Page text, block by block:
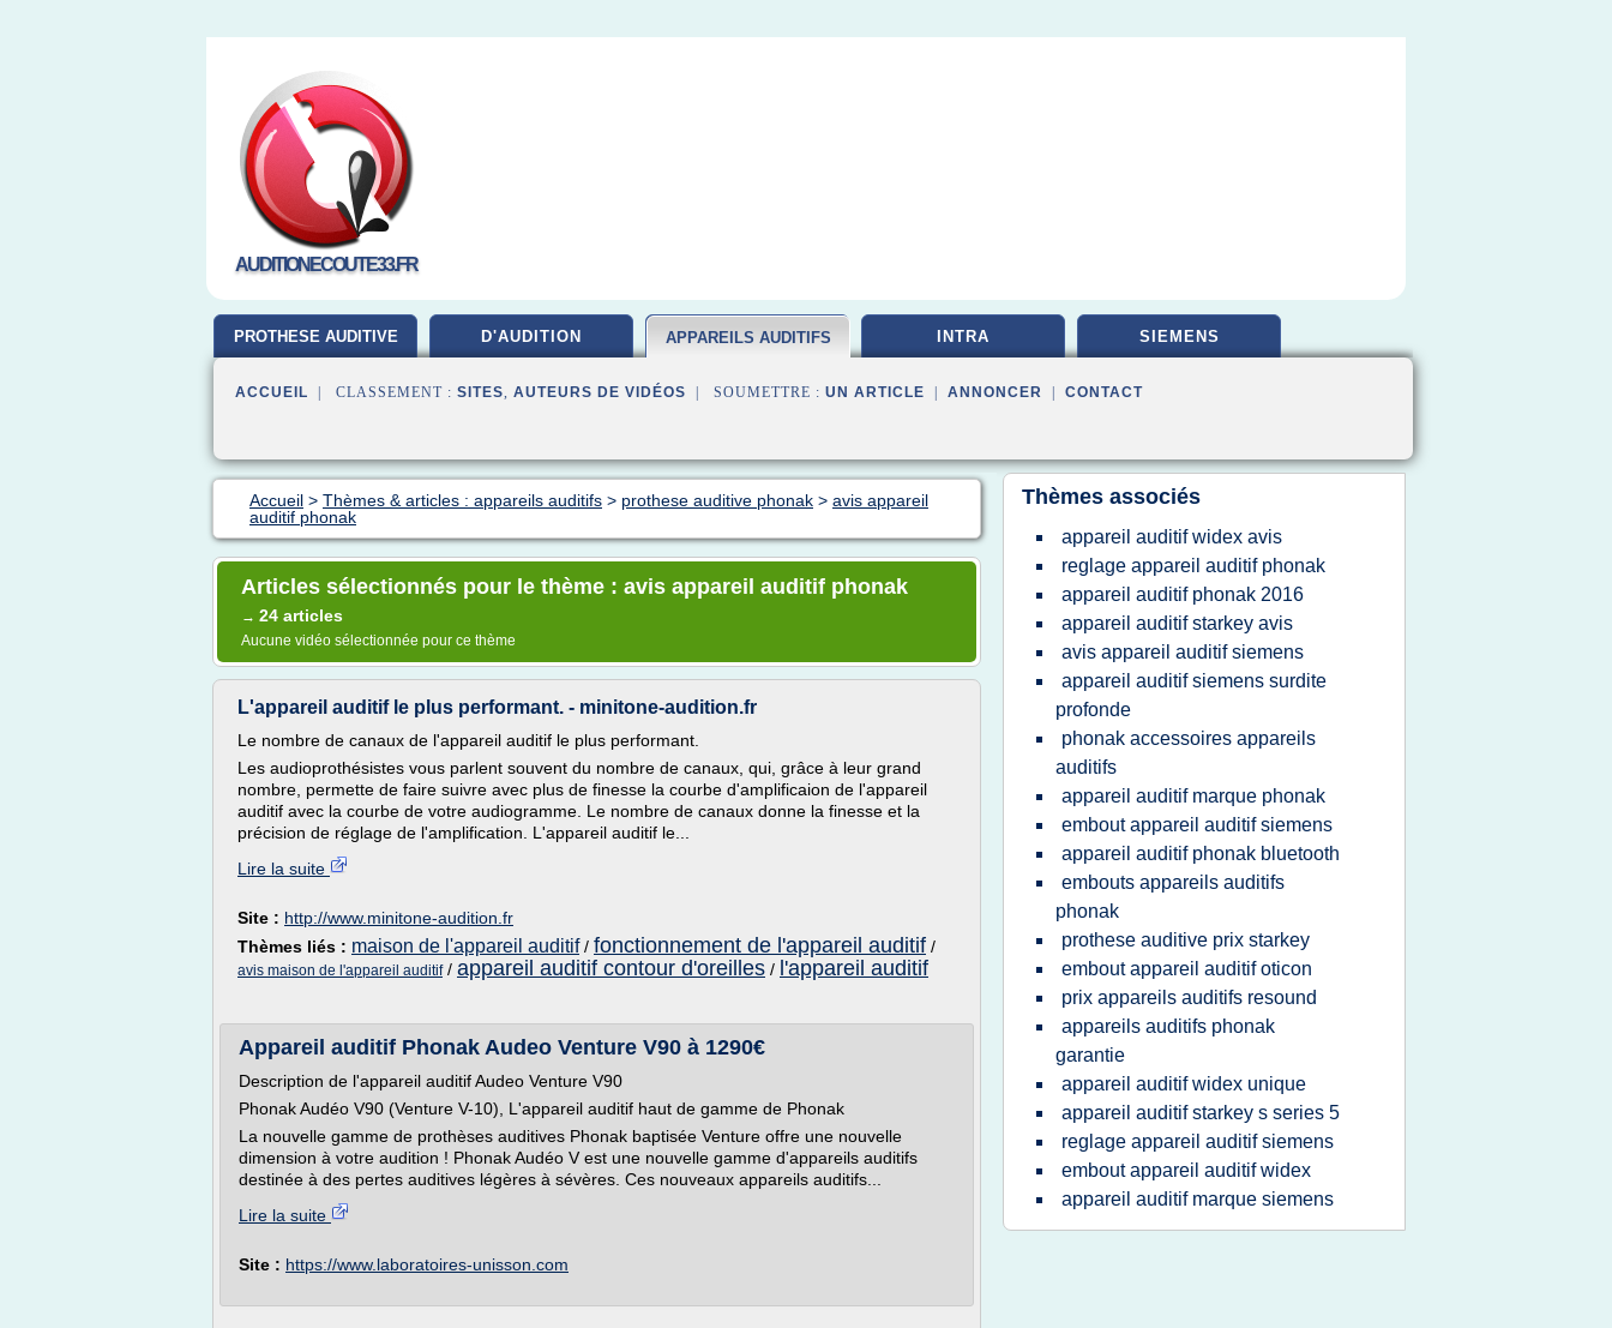
AUDITIONECOUTE33.FR
PROTHESE AUDITIVE D'AUDITION APPAREILS AUDITIFS INTRA SIEMENS
ACCUEIL | CLASSEMENT : SITES, AUTEURS DE VIDÉOS | SOUMETTRE : UN ARTICLE ANNONCER CONTACT
Accueil > Thèmes & articles : appareils auditifs > prothese auditive phonak > avis appareil
auditif phonak
Articles sélectionnés pour le thème : avis appareil auditif phonak
→ 24 articles
Aucune vidéo sélectionnée pour ce thème
L'appareil auditif le plus performant. - minitone-audition.fr
Le nombre de canaux de l'appareil auditif le plus performant.
Les audioprothésistes vous parlent souvent du nombre de canaux, qui, grâce à leur grand
nombre, permette de faire suivre avec plus de finesse la courbe d'amplificaion de l'appareil
auditif avec la courbe de votre audiogramme. Le nombre de canaux donne la finesse et la
précision de réglage de l'amplification. L'appareil auditif le...
Lire la suite
Site : http://www.minitone-audition.fr
Thèmes liés : maison de l'appareil auditif/ fonctionnement de l'appareil auditif /
avis maison de l'appareil auditif/ appareil auditif contour d'oreilles / l'appareil auditif
Appareil auditif Phonak Audeo Venture V90 à 1290€
Description de l'appareil auditif Audeo Venture V90
Phonak Audéo V90 (Venture V-10), L'appareil auditif haut de gamme de Phonak
La nouvelle gamme de prothèses auditives Phonak baptisée Venture offre une nouvelle
dimension à votre audition ! Phonak Audéo V est une nouvelle gamme d'appareils auditifs
destinée à des pertes auditives légères à sévères. Ces nouveaux appareils auditifs...
Lire la suite
Site : https://www.laboratoires-unisson.com
Thèmes associés
appareil auditif widex avis
reglage appareil auditif phonak
appareil auditif phonak 2016
appareil auditif starkey avis
avis appareil auditif siemens
appareil auditif siemens surdite
profonde
phonak accessoires appareils
auditifs
appareil auditif marque phonak
embout appareil auditif siemens
appareil auditif phonak bluetooth
embouts appareils auditifs
phonak
prothese auditive prix starkey
embout appareil auditif oticon
prix appareils auditifs resound
appareils auditifs phonak
garantie
appareil auditif widex unique
appareil auditif starkey s series 5
reglage appareil auditif siemens
embout appareil auditif widex
appareil auditif marque siemens